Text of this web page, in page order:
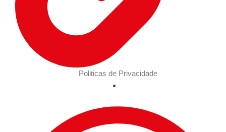
Politicas de Privacidade